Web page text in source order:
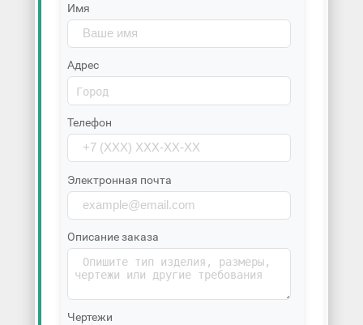
Имя
Адрес
Телефон
Электронная почта
Описание заказа
Чертежи